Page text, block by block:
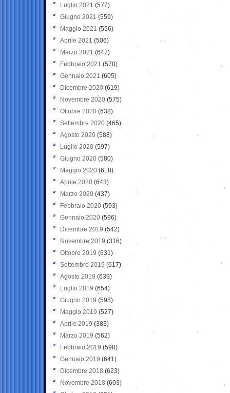
Luglio 2021 (577)
Giugno 2021(559)
Maggio 2021 (556)
Aprile 2021 (506)
Marzo 2021 (647)
Febbraio 2021 (570)
Gennaio 2021 (605)
Dicembre 2020 (619)
Novembre 2020 (575)
Ottobre 2020 (638)
Settembre 2020(465)
Agosto 2020 (588)
Luglio 2020 (597)
Giugno 2020 (580)
Maggio 2020 (618)
Aprile 2020 (643)
Marzo 2020 (437)
Febbraio 2020 (593)
Gennaio 2020 (596)
Dicembre 2019 (542)
Novembre 2019 (316)
Ottobre 2019 (631)
Settembre 2019 (617)
Agosto 2019 (639)
Luglio 2019 (654)
Giugno 2019 (598)
Maggio 2019 (527)
Aprile 2019 (383)
Marzo 2019 (562)
Febbraio 2019 (598)
Gennaio 2019 (641)
Dicembre 2018 (623)
Novembre 2018 (603)